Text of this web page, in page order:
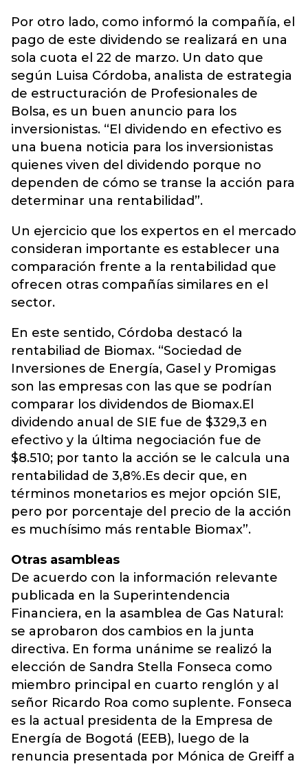
Por otro lado, como informó la compañía, el
pago de este dividendo se realizará en una
sola cuota el 22 de marzo. Un dato que
según Luisa Córdoba, analista de estrategia
de estructuración de Profesionales de
Bolsa, es un buen anuncio para los
inversionistas. “El dividendo en efectivo es
una buena noticia para los inversionistas
quienes viven del dividendo porque no
dependen de cómo se transe la acción para
determinar una rentabilidad”.
Un ejercicio que los expertos en el mercado
consideran importante es establecer una
comparación frente a la rentabilidad que
ofrecen otras compañías similares en el
sector.
En este sentido, Córdoba destacó la
rentabiliad de Biomax. “Sociedad de
Inversiones de Energía, Gasel y Promigas
son las empresas con las que se podrían
comparar los dividendos de Biomax.El
dividendo anual de SIE fue de $329,3 en
efectivo y la última negociación fue de
$8.510; por tanto la acción se le calcula una
rentabilidad de 3,8%.Es decir que, en
términos monetarios es mejor opción SIE,
pero por porcentaje del precio de la acción
es muchísimo más rentable Biomax”.
Otras asambleas
De acuerdo con la información relevante
publicada en la Superintendencia
Financiera, en la asamblea de Gas Natural:
se aprobaron dos cambios en la junta
directiva. En forma unánime se realizó la
elección de Sandra Stella Fonseca como
miembro principal en cuarto renglón y al
señor Ricardo Roa como suplente. Fonseca
es la actual presidenta de la Empresa de
Energía de Bogotá (EEB), luego de la
renuncia presentada por Mónica de Greiff a